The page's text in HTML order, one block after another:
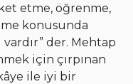
etme, öğrenme,
konusunda
der. Mehtap
için çırpınan
ile iyi bir